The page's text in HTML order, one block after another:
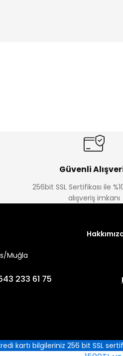
Güvenli
256bit SSL Sertifikası ile
alışveriş imkanı
Muğla
233 61 75
kartı bilgileriniz 256 bit SSL